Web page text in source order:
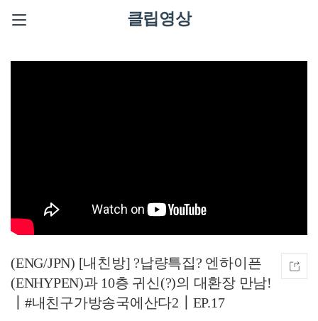
클립영상
(ENG/JPN) [내친방] ?납량특집? 엔하이픈
(ENHYPEN)과 10층 귀신(?)의 대환장 만남!
┃#내친구가방송국에산다2┃EP.17